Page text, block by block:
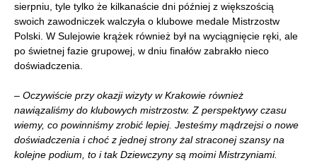
sierpniu, tyle tylko że kilkanaście dni później z większością
swoich zawodniczek walczyła o klubowe medale Mistrzostw
Polski. W Sulejowie krążek również był na wyciągnięcie ręki, ale
po świetnej fazie grupowej, w dniu finałów zabrakło nieco
doświadczenia.
– Oczywiście przy okazji wizyty w Krakowie również
nawiązaliśmy do klubowych mistrzostw. Z perspektywy czasu
wiemy, co powinniśmy zrobić lepiej. Jesteśmy mądrzejsi o nowe
doświadczenia i choć z jednej strony żal straconej szansy na
kolejne podium, to i tak Dziewczyny są moimi Mistrzyniami.